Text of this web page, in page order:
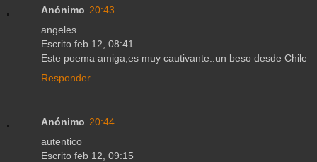
Anónimo 20:43
angeles
Escrito feb 12, 08:41
Este poema amiga,es muy cautivante..un beso desde Chile
Responder
Anónimo 20:44
autentico
Escrito feb 12, 09:15